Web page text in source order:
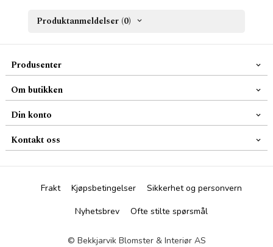
Produktanmeldelser (0)
Produsenter
Om butikken
Din konto
Kontakt oss
Frakt Kjøpsbetingelser
Sikkerhet og personvern
Nyhetsbrev
Ofte stilte spørsmål
© Bekkjarvik Blomster & Interiør AS